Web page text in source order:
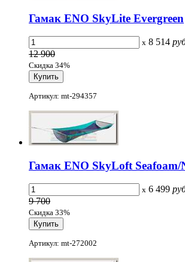
Гамак ENO SkyLite Evergreen
x 8 514
12 900
Скидка 34%
Артикул: mt-294357
Гамак ENO SkyLoft Seafoam/
x 6 499
9 700
Скидка 33%
Артикул: mt-272002